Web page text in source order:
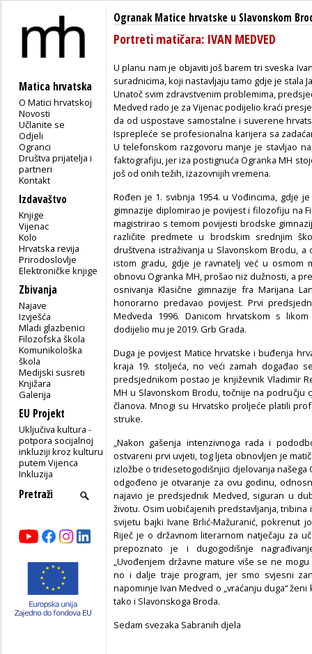
Matica hrvatska
O Matici hrvatskoj
Novosti
Učlanite se
Odjeli
Ogranci
Društva prijatelja i
partneri
Kontakt
Izdavaštvo
Knjige
Vijenac
Kolo
Hrvatska revija
Prirodoslovlje
Elektroničke knjige
Zbivanja
Najave
Izvješća
Mladi glazbenici
Filozofska škola
Komunikološka
škola
Medijski susreti
Knjižara
Galerija
EU Projekt
Uključiva kultura -
potpora socijalnoj
inkluziji kroz kulturu
putem Vijenca
Inkluzija
Ogranak Matice hrvatske u Slavonskom
Portreti matičara: IVAN MEDVED
U planu nam je objaviti još barem tri sveska
suradnicima, koji nastavljaju tamo gdje je stala
Unatoč svim zdravstvenim problemima,
Medved rado je za Vijenac podijelio kraći
da od uspostave samostalne i suverene
Isprepleće se profesionalna karijera sa
U telefonskom razgovoru manje je stavljao
faktografiju, jer iza postignuća Ogranka MH
još od onih težih, izazovnijih vremena.
Rođen je 1. svibnja 1954. u Vođincima, gdje
gimnazije diplomirao je povijest i filozofiju na
magistrirao s temom povijesti brodske
različite predmete u brodskim srednjim
društvena istraživanja u Slavonskom Brodu,
istom gradu, gdje je ravnatelj već u osmom
obnovu Ogranka MH, prošao niz dužnosti, a
osnivanja Klasične gimnazije fra Marijana
honorarno predavao povijest. Prvi
Medveda 1996. Danicom hrvatskom s
dodijelio mu je 2019. Grb Grada.
Duga je povijest Matice hrvatske i buđenja
kraja 19. stoljeća, no veći zamah događao
predsjednikom postao je književnik Vladimir
MH u Slavonskom Brodu, točnije na području
članova. Mnogi su Hrvatsko proljeće platili
struke.
„Nakon gašenja intenzivnoga rada i
ostvareni prvi uvjeti, tog ljeta obnovljen je
izložbe o tridesetogodišnjici djelovanja
odgođeno je otvaranje za ovu godinu,
najavio je predsjednik Medved, siguran u
životu. Osim uobičajenih predstavljanja,
svijetu bajki Ivane Brlić-Mažuranić, pokrenut
Riječ je o državnom literarnom natječaju za
prepoznato je i dugogodišnje
„Uvođenjem državne mature više se ne
no i dalje traje program, jer smo svjesni
napominje Ivan Medved o „vraćanju duga“
tako i Slavonskoga Broda.
Sedam svezaka Sabranih djela